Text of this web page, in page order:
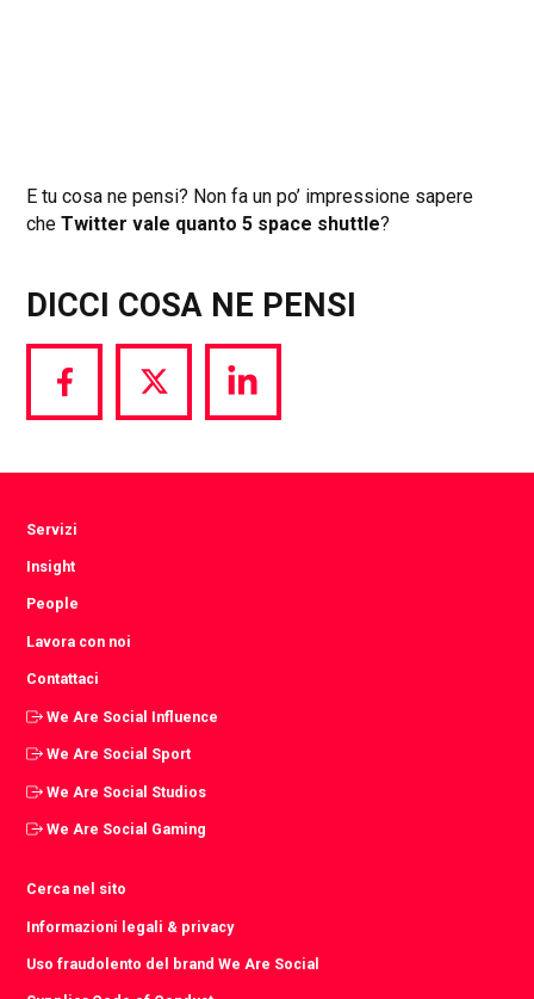
E tu cosa ne pensi? Non fa un po’ impressione sapere
cheTwitter vale quanto 5 space shuttle?
DICCI COSA NE PENSI
Share
via
Share
via
Share
via
Servizi
Insight
People
Lavora con noi
Contattaci
We Are Social Influence
We Are Social Sport
We Are Social Studios
We Are Social Gaming
Cerca nel sito
Informazioni legali & privacy
Uso fraudolento del brand We Are Social